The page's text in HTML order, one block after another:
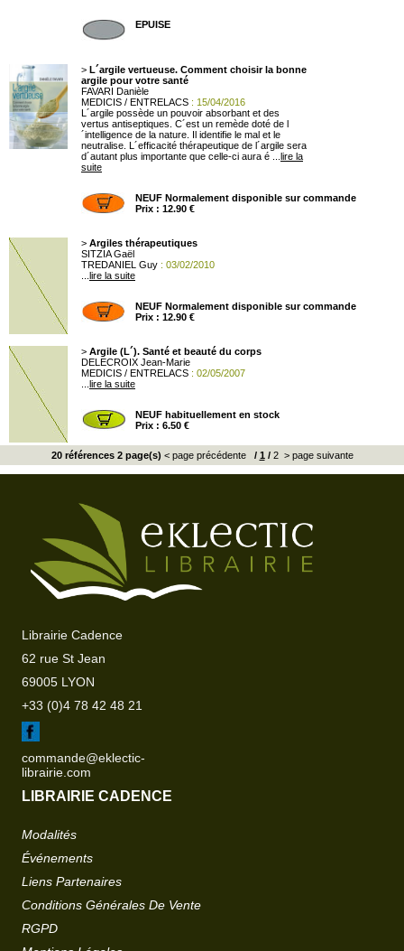
EPUISE
> L´argile vertueuse. Comment choisir la bonne
argile pour votre santé
FAVARI Danièle
MEDICIS / ENTRELACS : 15/04/2016
L´argile possède un pouvoir absorbant et des
vertus antiseptiques. C´est un remède doté de l
´intelligence de la nature. Il identifie le mal et le
neutralise. L´efficacité thérapeutique de l´argile sera
d´autant plus importante que celle-ci aura é ... lire la
suite
NEUF Normalement disponible sur commande
Prix : 12.90 €
> Argiles thérapeutiques
SITZIA Gaël
TREDANIEL Guy : 03/02/2010
lire la suite
NEUF Normalement disponible sur commande
Prix : 12.90 €
> Argile (L´). Santé et beauté du corps
DELECROIX Jean-Marie
MEDICIS / ENTRELACS : 02/05/2007
lire la suite
NEUF habituellement en stock
Prix : 6.50 €
20 références 2 page(s) < page précédente/ 1 /2 > page suivante
Librairie Cadence
62 rue St Jean
69005 LYON
+33 (0)4 78 42 48 21
commande@eklectic-
librairie.com
LIBRAIRIE CADENCE
Modalités
Événements
Liens Partenaires
Conditions Générales De Vente
RGPD